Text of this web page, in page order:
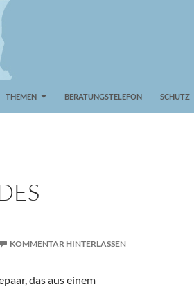
THEMEN BERATUNGSTELEFON SCHUTZ
KOMMENTAR HINTERLASSEN
das aus einem